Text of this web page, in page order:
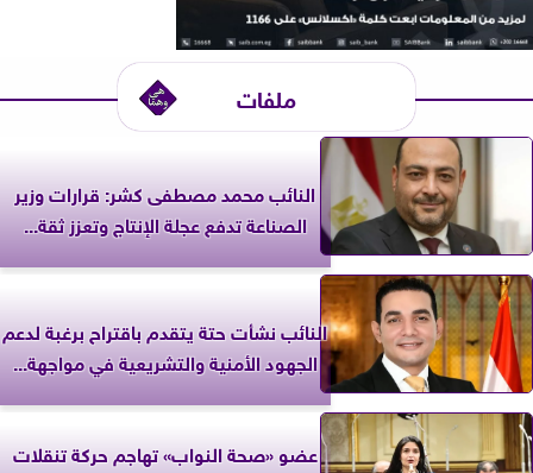
ملفات
النائب محمد مصطفى كشر: قرارات وزير
الصناعة تدفع عجلة الإنتاج وتعزز ثقة...
النائب نشأت حتة يتقدم باقتراح برغبة لدعم
الجهود الأمنية والتشريعية في مواجهة...
عضو «صحة النواب» تهاجم حركة تنقلات